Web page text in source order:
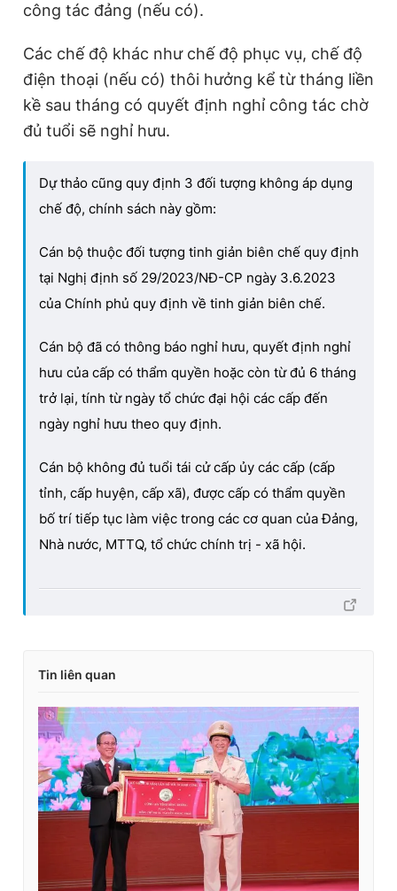
công tác đảng (nếu có).
Các chế độ khác như chế độ phục vụ, chế độ
điện thoại (nếu có) thôi hưởng kể từ tháng liền
kề sau tháng có quyết định nghỉ công tác chờ
đủ tuổi sẽ nghỉ hưu.
Dự thảo cũng quy định 3 đối tượng không áp dụng
chế độ, chính sách này gồm:
Cán bộ thuộc đối tượng tinh giản biên chế quy định
tại Nghị định số 29/2023/NĐ-CP ngày 3.6.2023
của Chính phủ quy định về tinh giản biên chế.
Cán bộ đã có thông báo nghỉ hưu, quyết định nghỉ
hưu của cấp có thẩm quyền hoặc còn từ đủ 6 tháng
trở lại, tính từ ngày tổ chức đại hội các cấp đến
ngày nghỉ hưu theo quy định.
Cán bộ không đủ tuổi tái cử cấp ủy các cấp (cấp
tỉnh, cấp huyện, cấp xã), được cấp có thẩm quyền
bố trí tiếp tục làm việc trong các cơ quan của Đảng,
Nhà nước, MTTQ, tổ chức chính trị - xã hội.
Tin liên quan